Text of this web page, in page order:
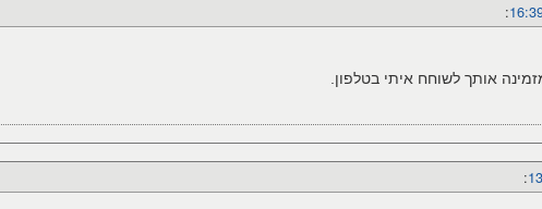
:‏
אותך לשוחח איתי בטלפון.
:‏